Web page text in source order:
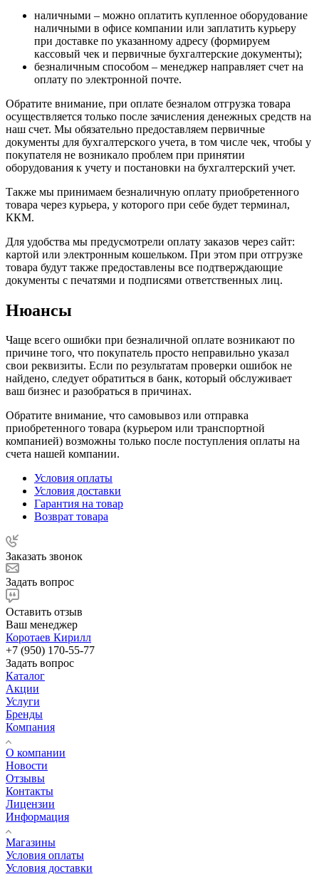
наличными – можно оплатить купленное оборудование
наличными в офисе компании или заплатить курьеру
при доставке по указанному адресу (формируем
кассовый чек и первичные бухгалтерские документы);
безналичным способом – менеджер направляет счет на
оплату по электронной почте.
Обратите внимание, при оплате безналом отгрузка товара
осуществляется только после зачисления денежных средств на
наш счет. Мы обязательно предоставляем первичные
документы для бухгалтерского учета, в том числе чек, чтобы у
покупателя не возникало проблем при принятии
оборудования к учету и постановки на бухгалтерский учет.
Также мы принимаем безналичную оплату приобретенного
товара через курьера, у которого при себе будет терминал,
ККМ.
Для удобства мы предусмотрели оплату заказов через сайт:
картой или электронным кошельком. При этом при отгрузке
товара будут также предоставлены все подтверждающие
документы с печатями и подписями ответственных лиц.
Нюансы
Чаще всего ошибки при безналичной оплате возникают по
причине того, что покупатель просто неправильно указал
свои реквизиты. Если по результатам проверки ошибок не
найдено, следует обратиться в банк, который обслуживает
ваш бизнес и разобраться в причинах.
Обратите внимание, что самовывоз или отправка
приобретенного товара (курьером или транспортной
компанией) возможны только после поступления оплаты на
счета нашей компании.
Условия оплаты
Условия доставки
Гарантия на товар
Возврат товара
Заказать звонок
Задать вопрос
Оставить отзыв
Ваш менеджер
Коротаев Кирилл
+7 (950) 170-55-77
Задать вопрос
Каталог
Акции
Услуги
Бренды
Компания
О компании
Новости
Отзывы
Контакты
Лицензии
Информация
Магазины
Условия оплаты
Условия доставки